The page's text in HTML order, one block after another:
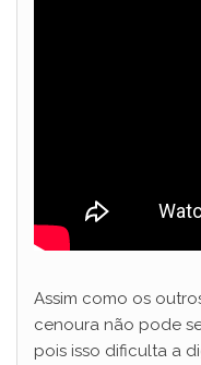
Assim como os
cenoura não pode
pois isso dificulta a